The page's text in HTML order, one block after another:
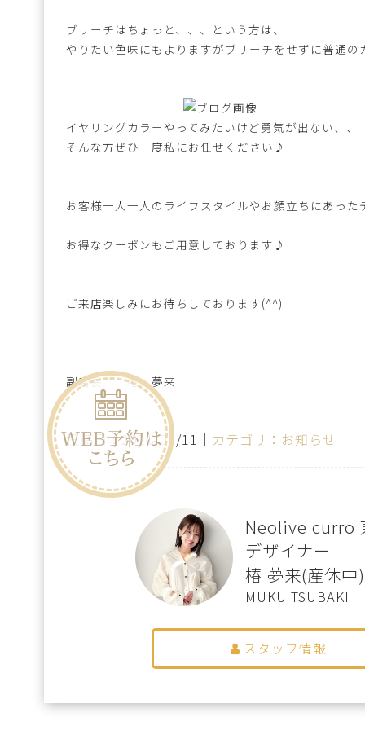
ブリーチはちょっと、、、という方は、
やりたい色味にもよりますがブリーチをせずに普通
イヤリングカラーやってみたいけど勇気が出ない、、
そんな方ぜひ一度私にお任せください♪
お客様一人一人のライフスタイルやお顔立ちにあっ
お得なクーポンもご用意しております♪
ご来店楽しみにお待ちしております(^^)
副店長 椿 夢来
投稿日：2021/01/11｜ カテゴリ：お知らせ
Neolive curro
デザイナー
椿 夢来(産休中)
MUKU TSUBAKI
スタッフ情報